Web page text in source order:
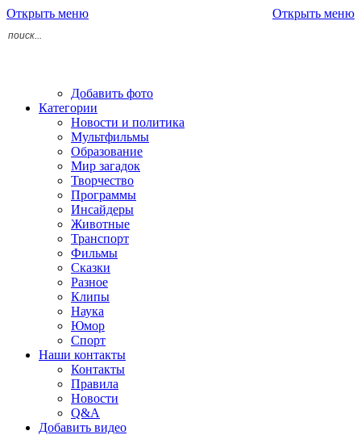
Открыть меню Открыть меню
Добавить фото
Категории
Новости и политика
Мультфильмы
Образование
Мир загадок
Творчество
Программы
Инсайдеры
Животные
Транспорт
Фильмы
Сказки
Разное
Клипы
Наука
Юмор
Спорт
Наши контакты
Контакты
Правила
Новости
Q&A
Добавить видео